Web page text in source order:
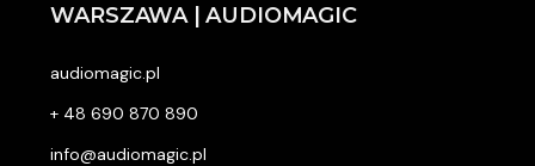
WARSZAWA | AUDIOMAGIC
audiomagic.pl
+ 48 690 870 890
info@audiomagic.pl